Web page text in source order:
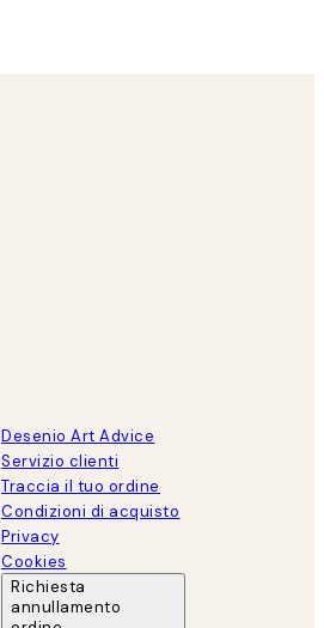
Desenio Art Advice
Servizio clienti
Traccia il tuo ordine
Condizioni di acquisto
Privacy
Cookies
Richiesta
annullamento